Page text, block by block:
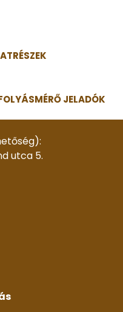
JELADÓK
utca 5.